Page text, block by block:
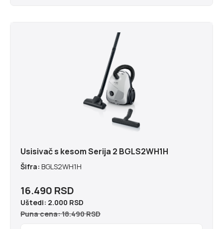
Usisivač s kesom Serija 2 BGLS2WH1H
Šifra: BGLS2WH1H
16.490 RSD
Uštedi: 2.000 RSD
Puna cena: 18.490 RSD